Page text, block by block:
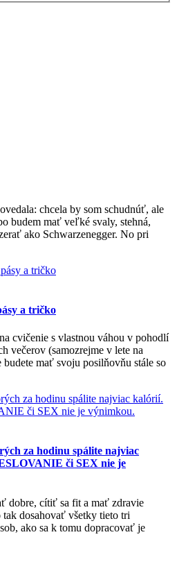
chcela by som schudnúť, ale
budem mať veľké svaly, stehná,
ako Schwarzenegger. No pri
a tričko
cvičenie s vlastnou váhou v pohodlí
večerov (samozrejme v lete na
mať svoju posilňovňu stále so
za hodinu spálite najviac
či SEX nie je
dobre, cítiť sa fit a mať zdravie
dosahovať všetky tieto tri
ako sa k tomu dopracovať je